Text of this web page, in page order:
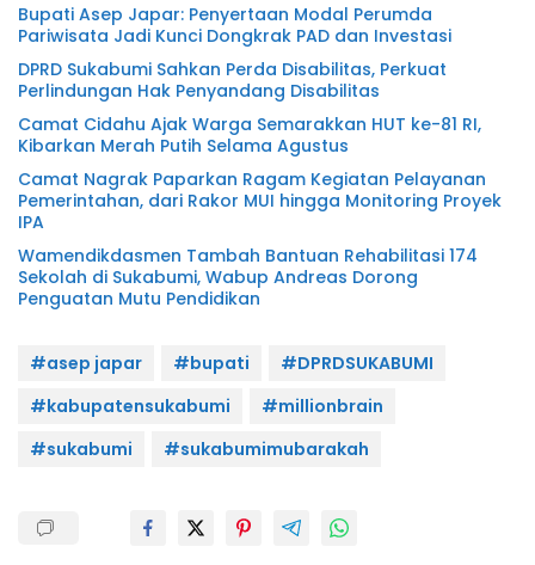
Bupati Asep Japar: Penyertaan Modal Perumda
Pariwisata Jadi Kunci Dongkrak PAD dan Investasi
DPRD Sukabumi Sahkan Perda Disabilitas, Perkuat
Perlindungan Hak Penyandang Disabilitas
Camat Cidahu Ajak Warga Semarakkan HUT ke-81 RI,
Kibarkan Merah Putih Selama Agustus
Camat Nagrak Paparkan Ragam Kegiatan Pelayanan
Pemerintahan, dari Rakor MUI hingga Monitoring Proyek
IPA
Wamendikdasmen Tambah Bantuan Rehabilitasi 174
Sekolah di Sukabumi, Wabup Andreas Dorong
Penguatan Mutu Pendidikan
#asep japar #bupati
#DPRDSUKABUMI
#kabupatensukabumi
#millionbrain
#sukabumi
#sukabumimubarakah